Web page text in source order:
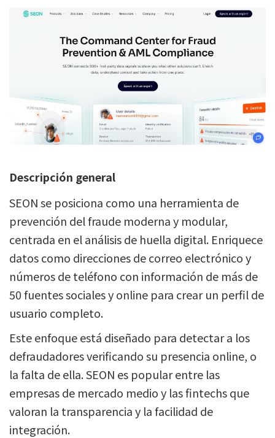
Descripción general
SEON se posiciona como una herramienta de
prevención del fraude moderna y modular,
centrada en el análisis de huella digital. Enriquece
datos como direcciones de correo electrónico y
números de teléfono con información de más de
50 fuentes sociales y online para crear un perfil de
usuario completo.
Este enfoque está diseñado para detectar a los
defraudadores verificando su presencia online, o
la falta de ella. SEON es popular entre las
empresas de mercado medio y las fintechs que
valoran la transparencia y la facilidad de
integración.